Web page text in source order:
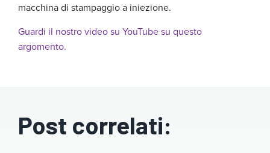
macchina di stampaggio a iniezione.
Guardi il nostro video su YouTube su questo
argomento.
Post correlati: